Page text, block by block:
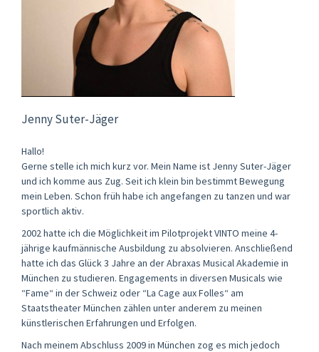
Jenny Suter-Jäger
Hallo!
Gerne stelle ich mich kurz vor. Mein Name ist Jenny Suter-Jäger
und ich komme aus Zug. Seit ich klein bin bestimmt Bewegung
mein Leben. Schon früh habe ich angefangen zu tanzen und war
sportlich aktiv.
2002 hatte ich die Möglichkeit im Pilotprojekt VINTO meine 4-
jährige kaufmännische Ausbildung zu absolvieren. Anschließend
hatte ich das Glück 3 Jahre an der Abraxas Musical Akademie in
München zu studieren. Engagements in diversen Musicals wie
“Fame“ in der Schweiz oder “La Cage aux Folles“ am
Staatstheater München zählen unter anderem zu meinen
künstlerischen Erfahrungen und Erfolgen.
Nach meinem Abschluss 2009 in München zog es mich jedoch